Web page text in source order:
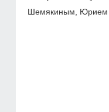
Шемякиным, Юрием